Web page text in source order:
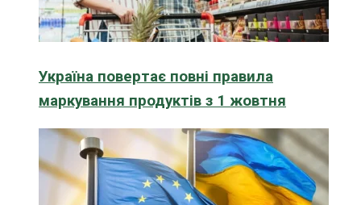
Україна повертає повні правила
маркування продуктів з 1 жовтня